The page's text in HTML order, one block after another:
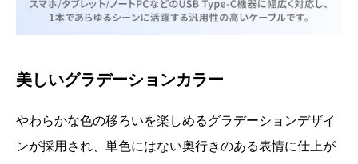
美しいグラデーションカラー
やわらかな色の移ろいを楽しめるグラデーションデザイ
ンが採用され、単色にはない奥行きのある表情に仕上が